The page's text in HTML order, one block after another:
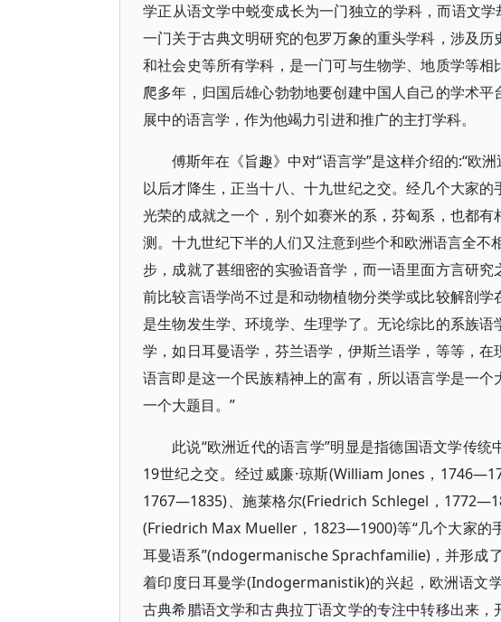
学正从语文学中蜕变成长为一门独立的学科，而语文
一门关于古典文明研究的包罗万象的重头学科，涉及
和社会史等所有学科，是一门可与生物学、地质学等
爬多年，归国后雄心勃勃地要创建中国人自己的学术
展中的语言学，作为他竭力引进和推广的主打学科。
傅斯年在《旨趣》中对“语言学”是这样介绍的:“欧
以后才降生，正当十八、十九世纪之交。经几个大家
光荣的成就之一个，别个如赛米的系，芬匈系，也都
测。十九世纪下半的人们又注意到些个和欧洲语言全不
步，成就了甚细密的实验语音学，而一语里面方言研
前比较言语学尚不过是和动物植物分类学或比较解剖
是生物发生学、环境学、生理学了。无论综比的系族
学，如日耳曼语学，芬兰语学，伊斯兰语学，等等，
语言即是这一个民族精神上的富有，所以语言学是一
一个大题目。”
此说“欧洲近代的语言学”明显是指德国语文学传统
19世纪之交。经过威廉·琼斯(William Jones，
1767—1835)、施莱格尔(Friedrich Schlegel，
(Friedrich Max Mueller，1823—1900)等“几个大家的
耳曼语系”(ndogermanische Sprachfamilie)，并形成
着印度日耳曼学(Indogermanistik)的兴起，欧洲语文
古典希腊语文学和古典拉丁语文学的专注中转移出来